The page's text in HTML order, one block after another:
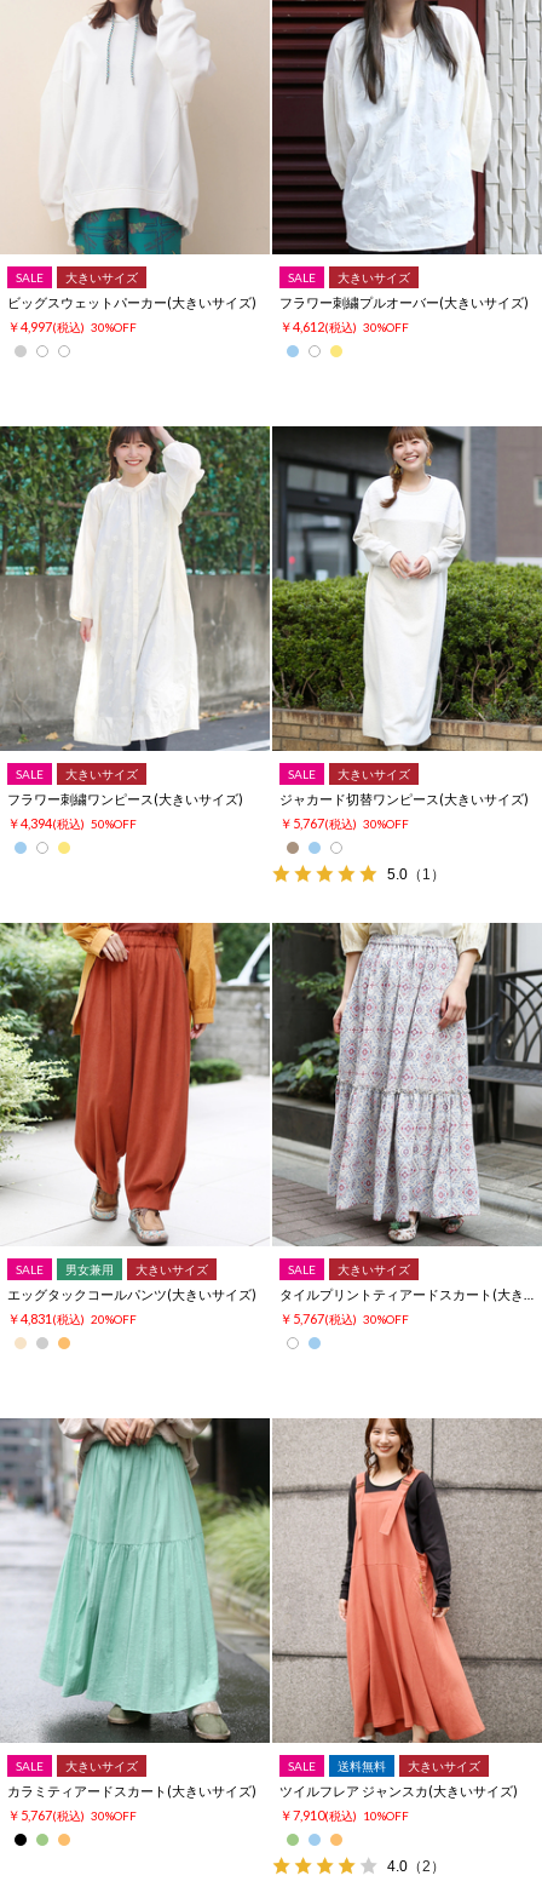
SALE 大きいサイズ
ビッグスウェットパーカー(大きいサイズ)
￥4,997(税込) 30%OFF
SALE 大きいサイズ
フラワー刺繍プルオーバー(大きいサイズ)
￥4,612(税込) 30%OFF
SALE 大きいサイズ
フラワー刺繍ワンピース(大きいサイズ)
￥4,394(税込) 50%OFF
SALE 大きいサイズ
ジャカード切替ワンピース(大きいサイズ)
￥5,767(税込) 30%OFF
5.0 （1）
SALE 男女兼用 大きいサイズ
エッグタックコールパンツ(大きいサイズ)
￥4,831 (税込) 20%OFF
SALE 大きいサイズ
￥5,767(税込) 30%OFF
SALE 大きいサイズ
カラミティアードスカート(大きいサイズ)
￥5,767(税込) 30%OFF
SALE 送料無料 大きいサイズ
ツイルフレア ジャンスカ(大きいサイズ)
￥7,910(税込) 10%OFF
4.0 （2）